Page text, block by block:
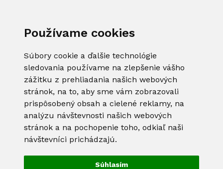
Používame cookies
Súbory cookie a ďalšie technológie
sledovania používame na zlepšenie vášho
zážitku z prehliadania našich webových
stránok, na to, aby sme vám zobrazovali
prispôsobený obsah a cielené reklamy, na
analýzu návštevnosti našich webových
stránok a na pochopenie toho, odkiaľ naši
návštevníci prichádzajú.
Súhlasím